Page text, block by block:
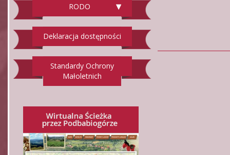
RODO
Deklaracja dostępności
Standardy Ochrony
Małoletnich